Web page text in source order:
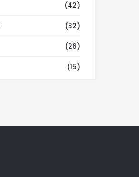
(42)
(32)
(26)
(15)